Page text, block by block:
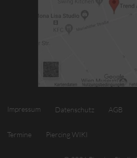
Impressum Datenschutz AGB
Termine Piercing WIKI